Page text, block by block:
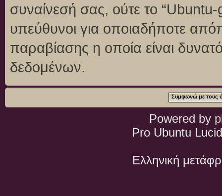
συναίνεσή σας, ούτε το
υπεύθυνοι για οποιαδήποτε
παραβίασης η οποία είναι
δεδομένων.
Powered by
Pro Ubuntu
Ελληνική